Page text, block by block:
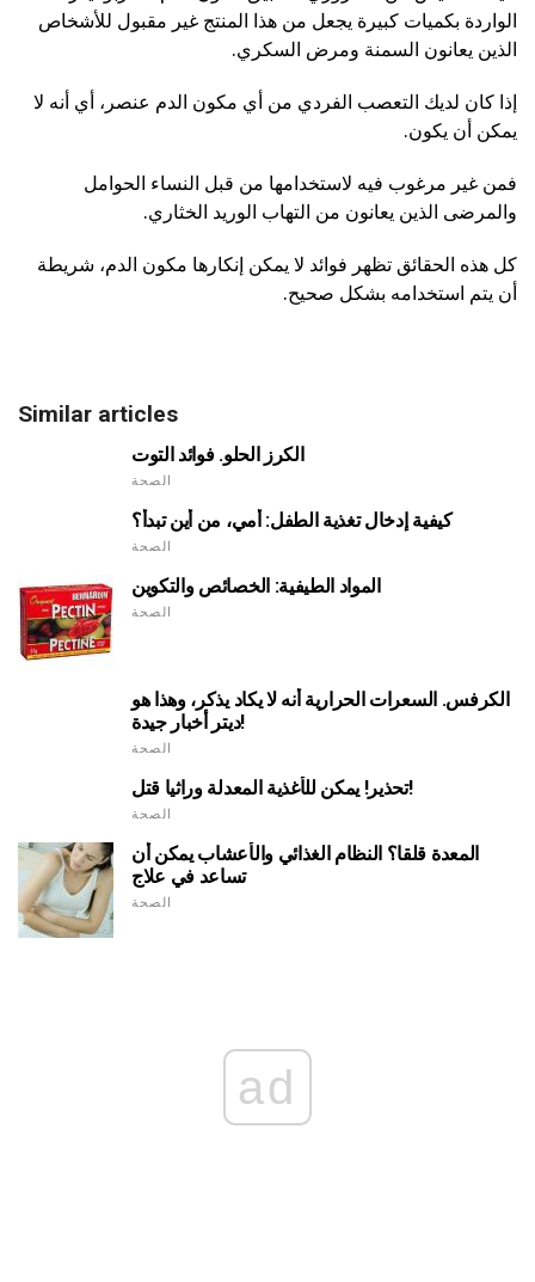
الواردة بكميات كبيرة يجعل من هذا المنتج غير مقبول للأشخاص
الذين يعانون السمنة ومرض السكري.
إذا كان لديك التعصب الفردي من أي مكون الدم عنصر، أي أنه لا
يمكن أن يكون.
فمن غير مرغوب فيه لاستخدامها من قبل النساء الحوامل
والمرضى الذين يعانون من التهاب الوريد الخثاري.
كل هذه الحقائق تظهر فوائد لا يمكن إنكارها مكون الدم، شريطة
أن يتم استخدامه بشكل صحيح.
Similar articles
الكرز الحلو. فوائد التوت
الصحة
كيفية إدخال تغذية الطفل: أمي، من أين تبدأ؟
الصحة
المواد الطيفية: الخصائص والتكوين
الصحة
الكرفس. السعرات الحرارية أنه لا يكاد يذكر، وهذا هو
ديتر أخبار جيدة!
الصحة
تحذير! يمكن للأغذية المعدلة وراثيا قتل!
الصحة
المعدة قلقا؟ النظام الغذائي والأعشاب يمكن أن
تساعد في علاج
الصحة
ad